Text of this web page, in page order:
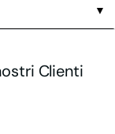
▼
Clienti